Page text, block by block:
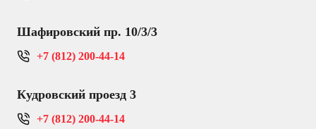
Шафировский пр. 10/3/3
+7 (812) 200-44-14
Кудровский проезд 3
+7 (812) 200-44-14